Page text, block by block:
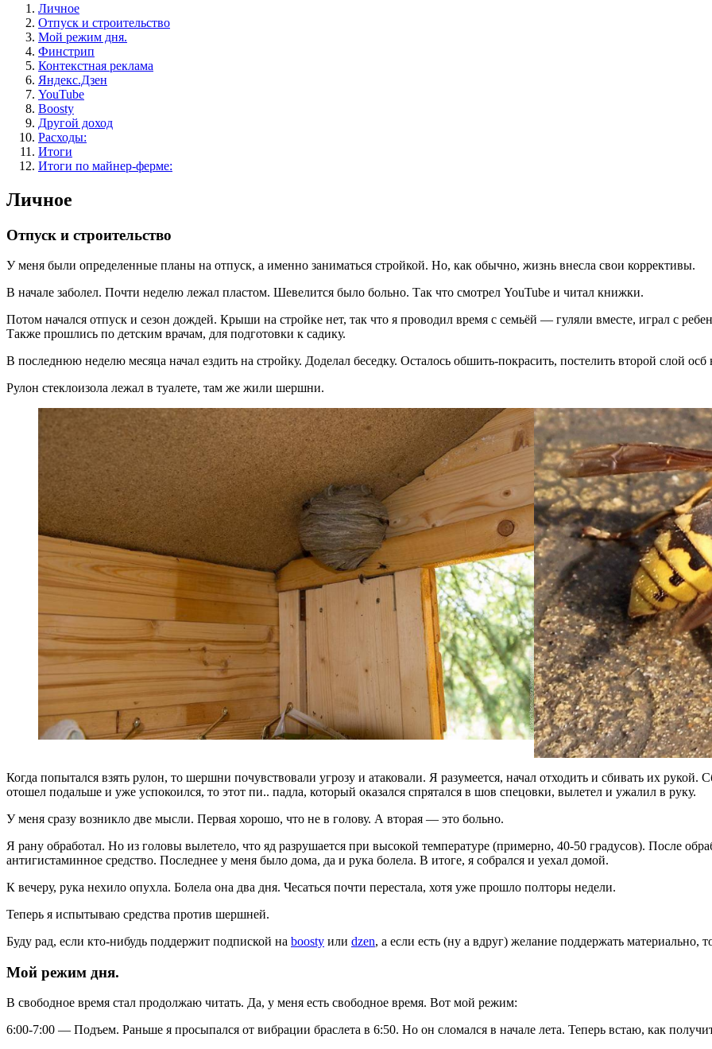
Личное
Отпуск и строительство
Мой режим дня.
Финстрип
Контекстная реклама
Яндекс.Дзен
YouTube
Boosty
Другой доход
Расходы:
Итоги
Итоги по майнер-ферме:
Личное
Отпуск и строительство
У меня были определенные планы на отпуск, а именно заниматься стройкой. Но, как обычно, жизнь внесла свои коррективы.
В начале заболел. Почти неделю лежал пластом. Шевелится было больно. Так что смотрел YouTube и читал книжки.
Потом начался отпуск и сезон дождей. Крыши на стройке нет, так что я проводил время с семьёй — гуляли вместе, играл с
Также прошлись по детским врачам, для подготовки к садику.
В последнюю неделю месяца начал ездить на стройку. Доделал беседку. Осталось обшить-покрасить, постелить второй слой
Рулон стеклоизола лежал в туалете, там же жили шершни.
Когда попытался взять рулон, то шершни почувствовали угрозу и атаковали. Я разумеется, начал отходить и сбивать их рукой.
отошел подальше и уже успокоился, то этот пи.. падла, который оказался спрятался в шов спецовки, вылетел и ужалил в руку.
У меня сразу возникло две мысли. Первая хорошо, что не в голову. А вторая — это больно.
Я рану обработал. Но из головы вылетело, что яд разрушается при высокой температуре (примерно, 40-50 градусов). После
антигистаминное средство. Последнее у меня было дома, да и рука болела. В итоге, я собрался и уехал домой.
К вечеру, рука нехило опухла. Болела она два дня. Чесаться почти перестала, хотя уже прошло полторы недели.
Теперь я испытываю средства против шершней.
Буду рад, если кто-нибудь поддержит подпиской на boosty или dzen, а если есть (ну а вдруг) желание поддержать материально,
Мой режим дня.
В свободное время стал продолжаю читать. Да, у меня есть свободное время. Вот мой режим:
6:00-7:00 — Подъем. Раньше я просыпался от вибрации браслета в 6:50. Но он сломался в начале лета. Теперь встаю, как